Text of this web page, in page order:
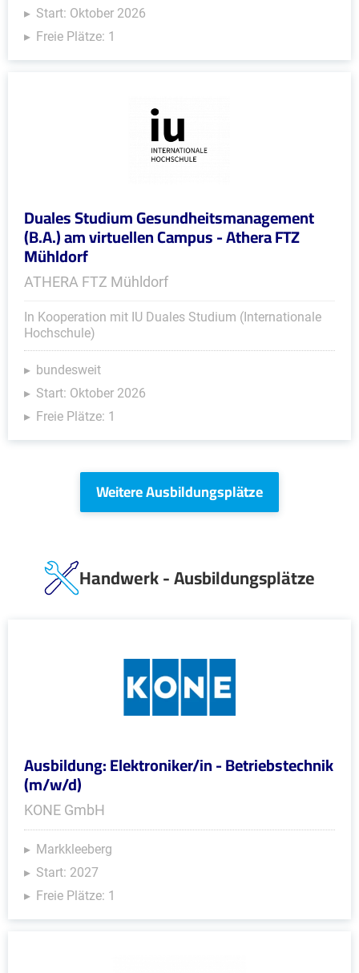
Start: Oktober 2026
Freie Plätze: 1
Duales Studium Gesundheitsmanagement
(B.A.) am virtuellen Campus - Athera FTZ
Mühldorf
ATHERA FTZ Mühldorf
In Kooperation mit IU Duales Studium (Internationale
Hochschule)
bundesweit
Start: Oktober 2026
Freie Plätze: 1
Weitere Ausbildungsplätze
Handwerk - Ausbildungsplätze
Ausbildung: Elektroniker/in - Betriebstechnik
(m/w/d)
KONE GmbH
Markkleeberg
Start: 2027
Freie Plätze: 1